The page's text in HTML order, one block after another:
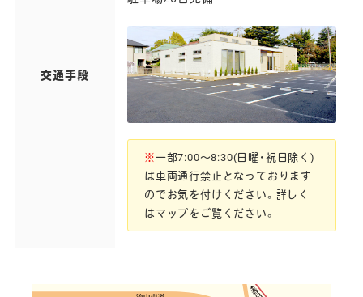
交通手段
※一部7:00～8:30(日曜・祝日除く)
は車両通行禁止となっております
のでお気を付けください。詳しく
はマップをご覧ください。